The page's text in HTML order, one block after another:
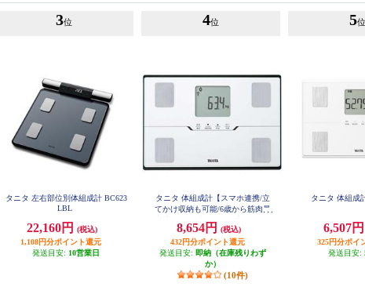
3位
タニタ 左右部位別体組成計 BC623
LBL
22,160円
(税込)
1,108円分ポイント還元
発送目安: 10営業日
4位
タニタ 体組成計【スマホ連携/立
てかけ収納も可能/6歳から筋肉量
位】ホワイト BC-767-WH
8,654円
(税込)
432円分ポイント還元
発送目安: 即納（在庫残りわず
か）
(10件)
5位
タニタ 体組成
6,507円
325円分ポイ
発送目安: